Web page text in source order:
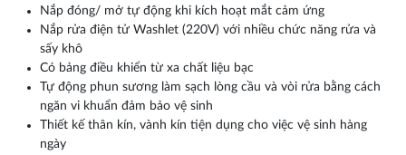
Nắp đóng/ mở tự động khi kích hoạt mắt cảm ứng
Nắp rửa điện tử Washlet (220V) với nhiều chức năng rửa và
sấy khô
Có bảng điều khiển từ xa chất liệu bạc
Tự động phun sương làm sạch lòng cầu và vòi rửa bằng cách
ngăn vi khuẩn đảm bảo vệ sinh
Thiết kế thân kín, vành kín tiện dụng cho việc vệ sinh hàng
ngày